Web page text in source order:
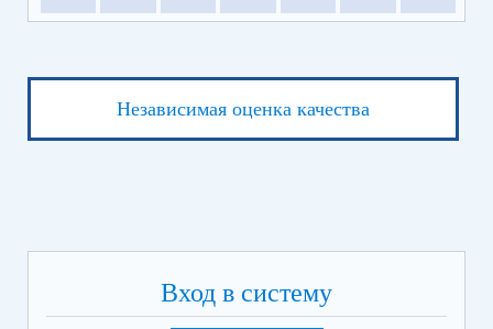
Независимая оценка качества
Вход в систему